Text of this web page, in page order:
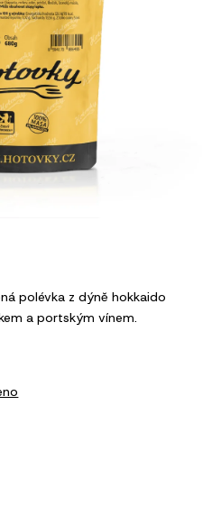
polévka z dýně hokkaido
a portským vínem.